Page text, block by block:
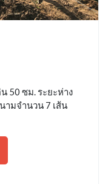
50 ซม. ระยะห่าง
ามจำนวน 7 เส้น